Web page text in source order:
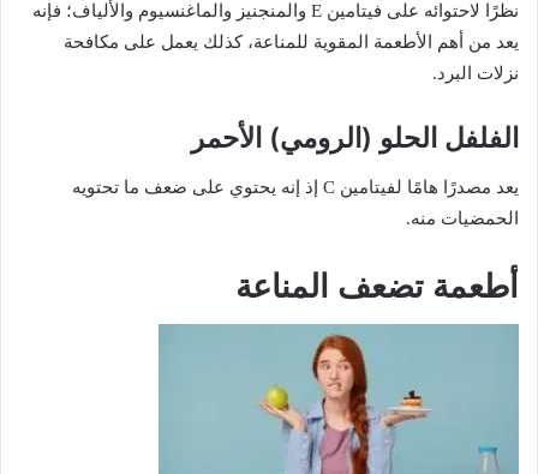
نظرًا لاحتوائه على فيتامين E والمنجنيز والماغنسيوم والألياف؛ فإنه
يعد من أهم الأطعمة المقوية للمناعة، كذلك يعمل على مكافحة
نزلات البرد.
الفلفل الحلو (الرومي) الأحمر
يعد مصدرًا هامًا لفيتامين C إذ إنه يحتوي على ضعف ما تحتويه
الحمضيات منه.
أطعمة تضعف المناعة